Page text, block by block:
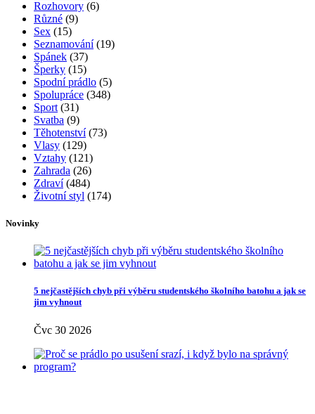
Rozhovory (6)
Různé (9)
Sex (15)
Seznamování(19)
Spánek (37)
Šperky (15)
Spodní prádlo (5)
Spolupráce (348)
Sport (31)
Svatba (9)
Těhotenství(73)
Vlasy (129)
Vztahy (121)
Zahrada (26)
Zdraví(484)
Životní styl (174)
Novinky
5 nejčastějších chyb při výběru studentského školního batohu a jak se
jim vyhnout
Čvc 30 2026